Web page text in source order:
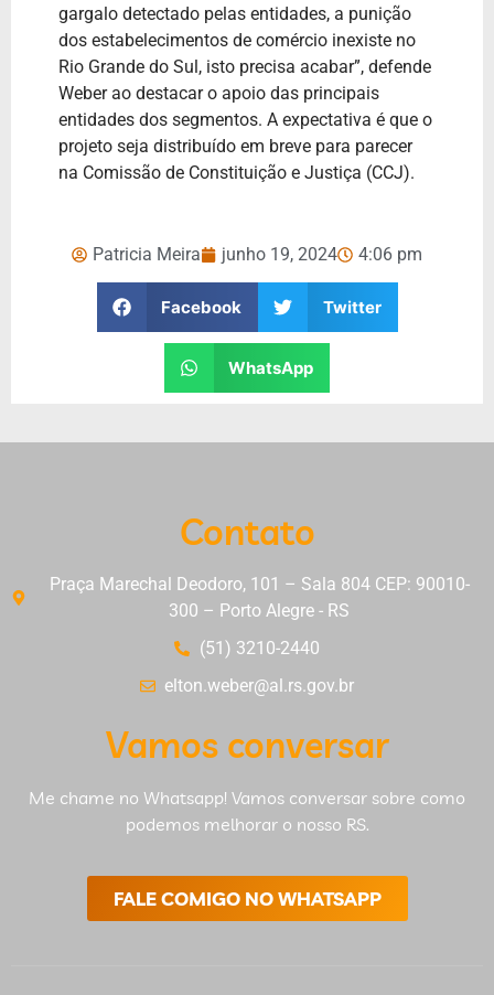
gargalo detectado pelas entidades, a punição
dos estabelecimentos de comércio inexiste no
Rio Grande do Sul, isto precisa acabar”, defende
Weber ao destacar o apoio das principais
entidades dos segmentos. A expectativa é que o
projeto seja distribuído em breve para parecer
na Comissão de Constituição e Justiça (CCJ).
Patricia Meira junho 19, 2024 4:06 pm
Facebook Twitter
WhatsApp
Contato
Praça Marechal Deodoro, 101 – Sala 804 CEP: 90010-
300 – Porto Alegre - RS
(51) 3210-2440
elton.weber@al.rs.gov.br
Vamos conversar
Me chame no Whatsapp! Vamos conversar sobre como
podemos melhorar o nosso RS.
FALE COMIGO NO WHATSAPP